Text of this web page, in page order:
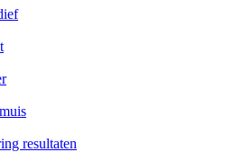
resultaten